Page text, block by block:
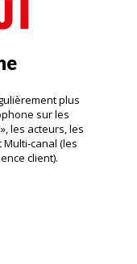
plus
sur les
les acteurs, les
canal (les
client).